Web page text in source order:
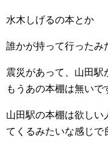
水木しげるの本とか
誰かが持って行ったみ
震災があって、山田駅
もうあの本棚は無いで
山田駅の本棚は欲しい
てくるみたいな感じで